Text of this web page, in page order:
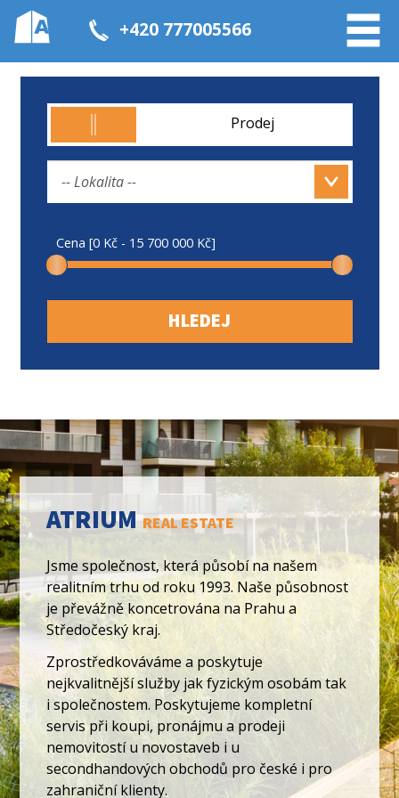
+420 777005566
Prodej
-- Lokalita --
Cena [0 Kč - 15 700 000 Kč]
HLEDEJ
ATRIUMREAL ESTATE
Jsme společnost, která působí na našem
realitním trhu od roku 1993. Naše působnost
je převážně koncetrována na Prahu a
Středočeský kraj.
Zprostředkováváme a poskytuje
nejkvalitnější služby jak fyzickým osobám tak
i společnostem. Poskytujeme kompletní
servis při koupi, pronájmu a prodeji
nemovitostí u novostaveb i u
secondhandových obchodů pro české i pro
zahraniční klienty.